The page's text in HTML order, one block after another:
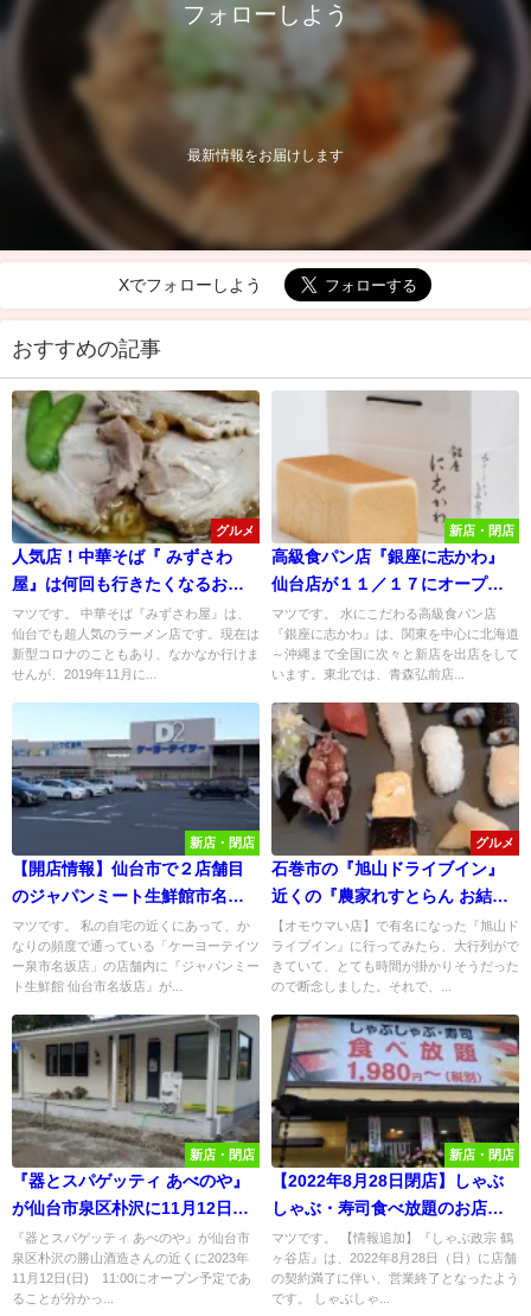
フォローしよう
最新情報をお届けします
Xでフォローしよう
おすすめの記事
グルメ
人気店！中華そば『 みずさわ
屋』は何回も行きたくなるお
店！
マツです。 中華そば『みずさわ屋』は、
仙台でも超人気のラーメン店です。現在は
新型コロナのこともあり、なかなか行けま
せんが、2019年11月に...
新店・閉店
高級食パン店『銀座に志かわ』
仙台店が１１／１７にオープン
予定！
マツです。 水にこだわる高級食パン店
『銀座に志かわ』は、関東を中心に北海道
～沖縄まで全国に次々と新店を出店をして
います。東北では、青森弘前店...
新店・閉店
【開店情報】仙台市で２店舗目
のジャパンミート生鮮館市名坂
店が2022年夏ケーヨーデイツー
内にオープン予定！
マツです。 私の自宅の近くにあって、か
なりの頻度で通っている「ケーヨーテイツ
ー泉市名坂店」の店舗内に『ジャパンミー
ト生鮮館 仙台市名坂店』が...
グルメ
石巻市の『旭山ドライブイン』
近くの『農家れすとらん お結
び』でお得な「お寿司ランチ」
を食べてみた！
【オモウマい店】で有名になった『旭山ド
ライブイン』に行ってみたら、大行列がで
きていて、とても時間が掛かりそうだった
ので断念しました。それで、...
新店・閉店
『器とスパゲッティ あべのや』
が仙台市泉区朴沢に11月12日移
転リニューアルオープン予定！
『器とスパゲッティ あべのや』が仙台市
泉区朴沢の勝山酒造さんの近くに2023年
11月12日(日) 11:00にオープン予定であ
ることが分かっ...
新店・閉店
【2022年8月28日閉店】しゃぶ
しゃぶ・寿司食べ放題のお店
『しゃぶ政宗 鶴ヶ谷店』が10/17
にオープンしたので行ってみ
た！
マツです。 【情報追加】『しゃぶ政宗 鶴
ヶ谷店』は、2022年8月28日（日）に店舗
の契約満了に伴い、営業終了となったよう
です。 しゃぶしゃ...